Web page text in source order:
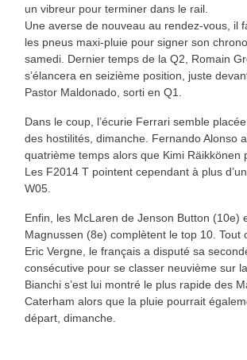
un vibreur pour terminer dans le rail.
Une averse de nouveau au rendez-vous, il
les pneus maxi-pluie pour signer son
samedi. Dernier temps de la Q2, Romain
s’élancera en seizième position, juste
Pastor Maldonado, sorti en Q1.
Dans le coup, l’écurie Ferrari semble
des hostilités, dimanche. Fernando Alonso
quatrième temps alors que Kimi Räikkönen
Les F2014 T pointent cependant à plus
W05.
Enfin, les McLaren de Jenson Button (10e)
Magnussen (8e) complètent le top 10. Tout
Eric Vergne, le français a disputé sa
consécutive pour se classer neuvième sur
Bianchi s’est lui montré le plus rapide des
Caterham alors que la pluie pourrait
départ, dimanche.